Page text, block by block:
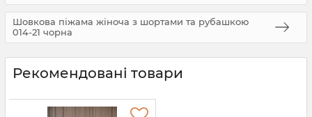
Шовкова піжама жіноча з шортами та рубашкою
014-21 чорна
Рекомендовані товари